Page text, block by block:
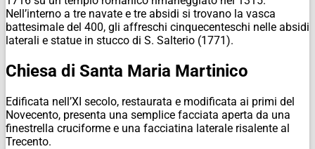
Nell’interno a tre navate e tre absidi si trovano la vasca
battesimale del 400, gli affreschi cinquecenteschi nelle absidi
laterali e statue in stucco di S. Salterio (1771).
Chiesa di Santa Maria Martinico
Edificata nell’XI secolo, restaurata e modificata ai primi del
Novecento, presenta una semplice facciata aperta da una
finestrella cruciforme e una facciatina laterale risalente al
Trecento.